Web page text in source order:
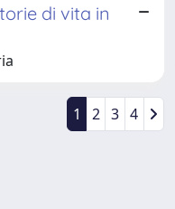
di vita in
1 2 3 4